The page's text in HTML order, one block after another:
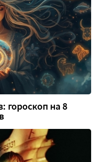
гороскоп на 8